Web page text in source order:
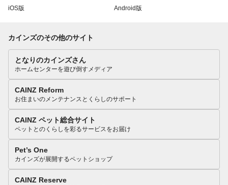
iOS版 Android版
カインズのその他のサイト
となりのカインズさん
ホームセンターを遊び倒すメディア
CAINZ Reform
お住まいのメンテナンスとくらしのサポート
CAINZ ペット総合サイト
ペットとのくらしを彩るサービスをお届け
Pet’s One
カインズが展開するペットショップ
CAINZ Reserve